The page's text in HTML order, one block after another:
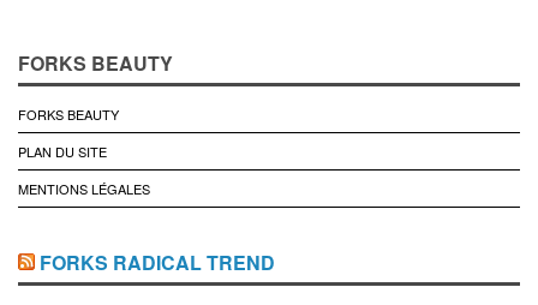
FORKS BEAUTY
FORKS BEAUTY
PLAN DU SITE
MENTIONS LÉGALES
FORKS RADICAL TREND